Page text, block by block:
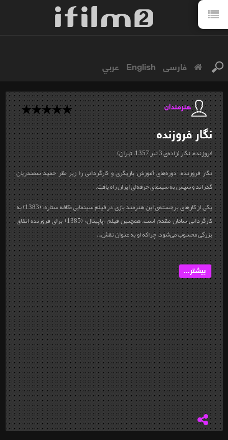
فارسی English عربي
هنرمندان
نگارفروزنده
فروزنده، نگار (زاده‌ی 3 تیر 1357، تهران)
نگار فروزنده، دوره‌های آموزش بازیگری و کارگردانی را زیر نظر حمید سمندریان
گذراند و سپس به سینمای حرفه‌ای ایران راه یافت.
یکی از کارهای برجسته‌ی این هنرمند بازی در فیلم سینمایی «کافه ستاره» (1383) به
کارگردانی سامان مقدم است. همچنین فیلم «پاپیتال» (1385) برای فروزنده اتفاق
بزرگی محسوب می‌شود، چراکه او به عنوان نقش...
بیشتر...